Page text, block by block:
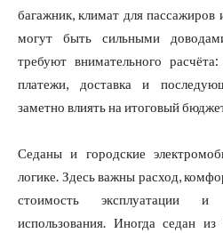
багажник, климат для пассажиров
могут быть сильными
требуют внимательного
платежи, доставка и
заметно влиять на итоговый
Седаны и городские
логике. Здесь важны расход,
стоимость эксплуатации и
использования. Иногда седан